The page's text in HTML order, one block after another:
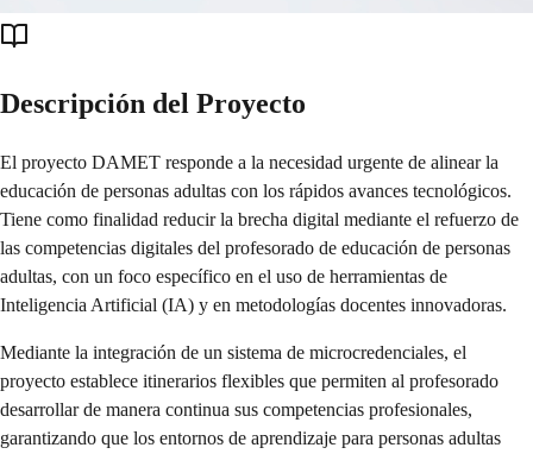
Descripción del Proyecto
El proyecto DAMET responde a la necesidad urgente de alinear la
educación de personas adultas con los rápidos avances tecnológicos.
Tiene como finalidad reducir la brecha digital mediante el refuerzo de
las competencias digitales del profesorado de educación de personas
adultas, con un foco específico en el uso de herramientas de
Inteligencia Artificial (IA) y en metodologías docentes innovadoras.
Mediante la integración de un sistema de microcredenciales, el
proyecto establece itinerarios flexibles que permiten al profesorado
desarrollar de manera continua sus competencias profesionales,
garantizando que los entornos de aprendizaje para personas adultas